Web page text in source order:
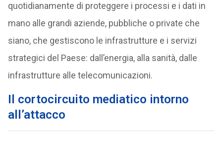
quotidianamente di proteggere i processi e i dati in
mano alle grandi aziende, pubbliche o private che
siano, che gestiscono le infrastrutture e i servizi
strategici del Paese: dall’energia, alla sanità, dalle
infrastrutture alle telecomunicazioni.
Il cortocircuito mediatico intorno
all’attacco